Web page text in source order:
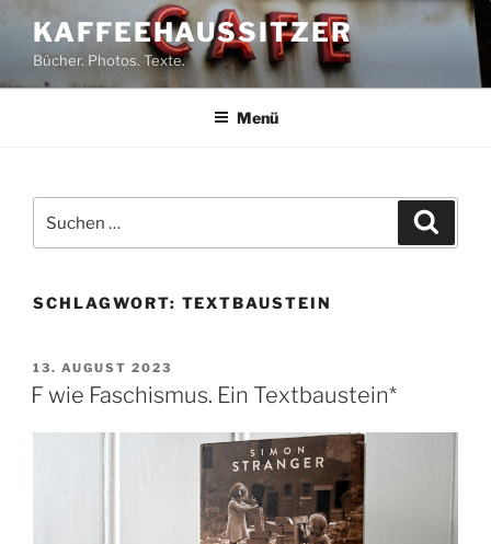
Inhalt
springen
KAFFEEHAUSSITZER
Bücher. Photos. Texte.
Menü
nach:
SCHLAGWORT: TEXTBAUSTEIN
VERÖFFENTLICHT
AM
13. AUGUST 2023
F wie Faschismus. Ein Textbaustein*